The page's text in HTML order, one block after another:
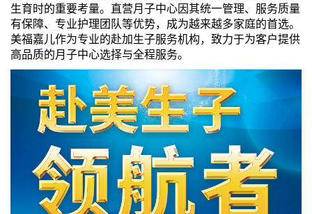
们
生育时的重要考量。直营月子中心因其统一管理、服务质量
有保障、专业护理团队等优势，成为越来越多家庭的首选。
美福嘉儿作为专业的赴加生子服务机构，致力于为客户提供
高品质的月子中心选择与全程服务。